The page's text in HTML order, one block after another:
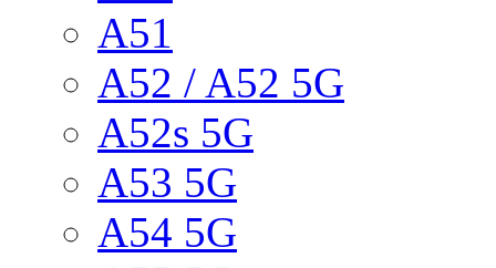
A51
A52 / A52 5G
A52s 5G
A53 5G
A54 5G